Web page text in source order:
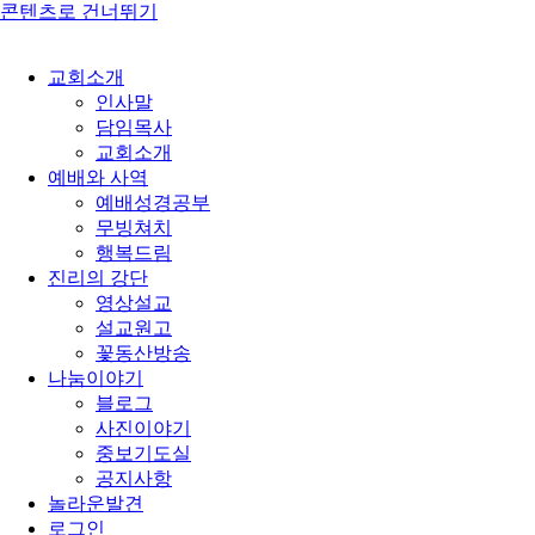
콘텐츠로 건너뛰기
교회소개
인사말
담임목사
교회소개
예배와 사역
예배성경공부
무빙쳐치
행복드림
진리의 강단
영상설교
설교원고
꽃동산방송
나눔이야기
블로그
사진이야기
중보기도실
공지사항
놀라운발견
로그인